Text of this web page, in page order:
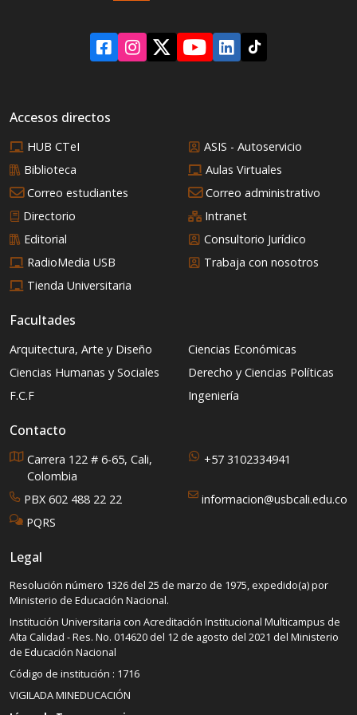
mundial?
Accesos directos
HUB CTeI
ASIS - Autoservicio
Biblioteca
Aulas Virtuales
Correo estudiantes
Correo administrativo
Directorio
Intranet
Editorial
Consultorio Jurídico
RadioMedia USB
Trabaja con nosotros
Tienda Universitaria
Facultades
Arquitectura, Arte y Diseño
Ciencias Económicas
Ciencias Humanas y Sociales
Derecho y Ciencias Políticas
F.C.F
Ingeniería
Contacto
Carrera 122 # 6-65, Cali,
Colombia
+57 3102334941
PBX 602 488 22 22
informacion@usbcali.edu.co
PQRS
Legal
Resolución número 1326 del 25 de marzo de 1975, expedido(a) por
Ministerio de Educación Nacional.
Institución Universitaria con Acreditación Institucional Multicampus de
Alta Calidad - Res. No. 014620 del 12 de agosto del 2021 del Ministerio
de Educación Nacional
Código de institución : 1716
VIGILADA MINEDUCACIÓN